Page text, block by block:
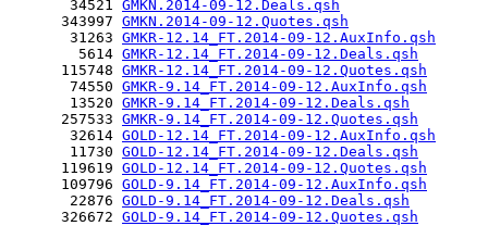
       34521
GMKN.2014-09-12.Deals.qsh
      343997
GMKN.2014-09-12.Quotes.qsh
       31263
GMKR-12.14_FT.2014-09-12.AuxInfo.qsh
        5614
GMKR-12.14_FT.2014-09-12.Deals.qsh
      115748
GMKR-12.14_FT.2014-09-12.Quotes.qsh
       74550
GMKR-9.14_FT.2014-09-12.AuxInfo.qsh
       13520
GMKR-9.14_FT.2014-09-12.Deals.qsh
      257533
GMKR-9.14_FT.2014-09-12.Quotes.qsh
       32614
GOLD-12.14_FT.2014-09-12.AuxInfo.qsh
       11730
GOLD-12.14_FT.2014-09-12.Deals.qsh
      119619
GOLD-12.14_FT.2014-09-12.Quotes.qsh
      109796
GOLD-9.14_FT.2014-09-12.AuxInfo.qsh
       22876
GOLD-9.14_FT.2014-09-12.Deals.qsh
      326672
GOLD-9.14_FT.2014-09-12.Quotes.qsh